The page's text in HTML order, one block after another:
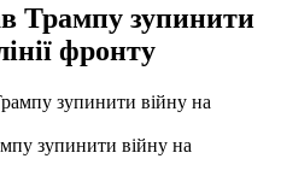
Трампу зупинити
фронту
зупинити війну на